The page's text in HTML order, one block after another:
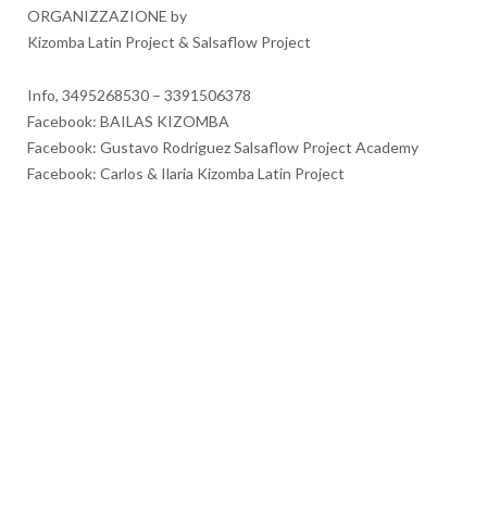
ORGANIZZAZIONE by
Kizomba Latin Project & Salsaflow Project
Info, 3495268530 – 3391506378
Facebook: BAILAS KIZOMBA
Facebook: Gustavo Rodriguez Salsaflow Project Academy
Facebook: Carlos & Ilaria Kizomba Latin Project